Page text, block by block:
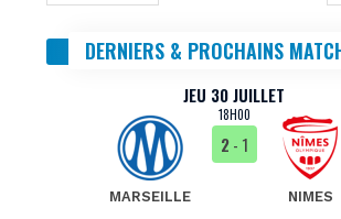
DERNIERS & PROCHAINS
JEU 30 JUILLET
18H00
MARSEILLE
2- 1
NIMES